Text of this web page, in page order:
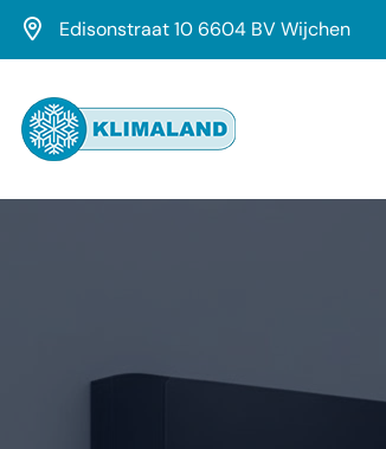
Edisonstraat 10 6604 BV Wijchen